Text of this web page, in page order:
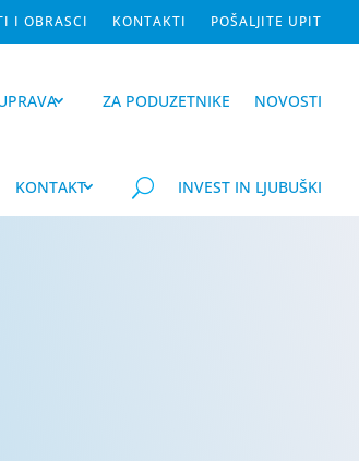
I OBRASCI KONTAKTI POŠALJITE UPIT
ZA PODUZETNIKE NOVOSTI
KONTAKT U INVEST IN LJUBUŠKI